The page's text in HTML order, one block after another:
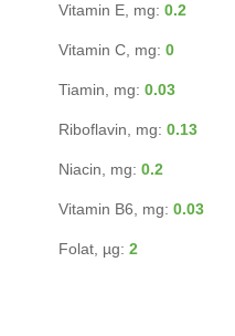
Vitamin E, mg: 0.2
Vitamin C, mg: 0
Tiamin, mg: 0.03
Riboflavin, mg: 0.13
Niacin, mg: 0.2
Vitamin B6, mg: 0.03
Folat, µg: 2